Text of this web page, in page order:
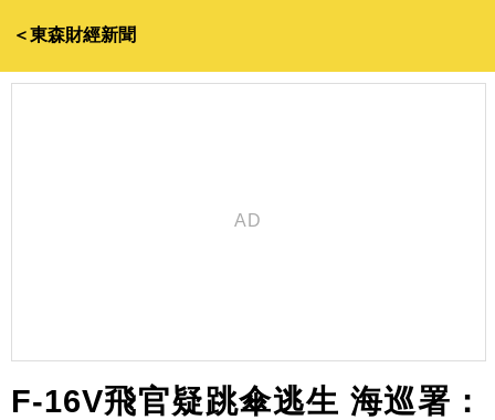
＜東森財經新聞
F-16V飛官疑跳傘逃生 海巡署：